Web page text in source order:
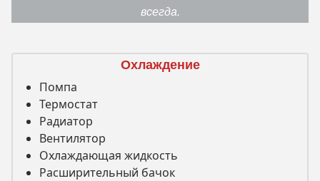
всегда.
Охлаждение
Помпа
Термостат
Радиатор
Вентилятор
Охлаждающая жидкость
Расширительный бачок